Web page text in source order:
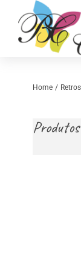
content
Home